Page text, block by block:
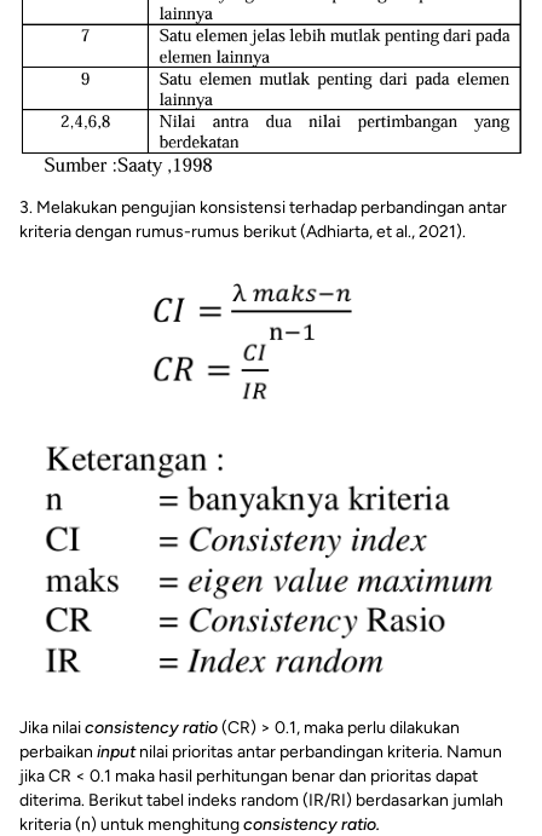
3. Melakukan pengujian konsistensi terhadap perbandingan antar
kriteria dengan rumus-rumus berikut (Adhiarta, et al., 2021).
Jika nilaiconsistency ratio(CR) > 0.1, maka perlu dilakukan
perbaikan inputnilai prioritas antar perbandingan kriteria. Namun
jika CR < 0.1 maka hasil perhitungan benar dan prioritas dapat
diterima. Berikut tabel indeks random (IR/RI) berdasarkan jumlah
kriteria (n) untuk menghitungconsistency ratio.